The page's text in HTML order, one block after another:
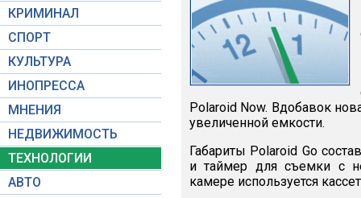
КРИМИНАЛ
СПОРТ
КУЛЬТУРА
ИНОПРЕССА
МНЕНИЯ
НЕДВИЖИМОСТЬ
ТЕХНОЛОГИИ
АВТО
Polaroid Now. Вдобавок
увеличенной емкости.
Габариты Polaroid Go
и таймер для съемки с
камере используется